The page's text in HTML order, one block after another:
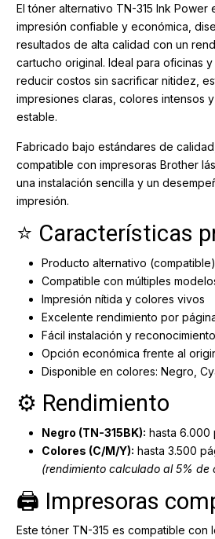
El tóner alternativo TN-315 Ink Power
impresión confiable y económica,
resultados de alta calidad con un
cartucho original. Ideal para oficinas
reducir costos sin sacrificar nitidez,
impresiones claras, colores intensos
estable.
Fabricado bajo estándares de
compatible con impresoras Brother
una instalación sencilla y un
impresión.
⭐ Características
Producto alternativo
Compatible con múltiples
Impresión nítida y colores vivos
Excelente rendimiento por
Fácil instalación y
Opción económica frente al
Disponible en colores: Negro,
⚙️ Rendimiento
Negro (TN-315BK): hasta 6.000
Colores (C/M/Y): hasta 3.500
(rendimiento calculado al 5% de
🖨️ Impresoras
Este tóner TN-315 es compatible con